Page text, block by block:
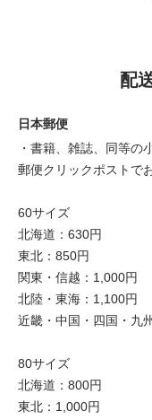
配
日本郵便
・書籍、雑誌、同等の
郵便クリックポストで
60サイズ
北海道：630円
東北：850円
関東・信越：1,000円
北陸・東海：1,100円
近畿・中国・四国・九
80サイズ
北海道：800円
東北：1,000円